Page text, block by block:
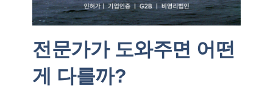
전문가가 도와주면 어떤
게 다를까?